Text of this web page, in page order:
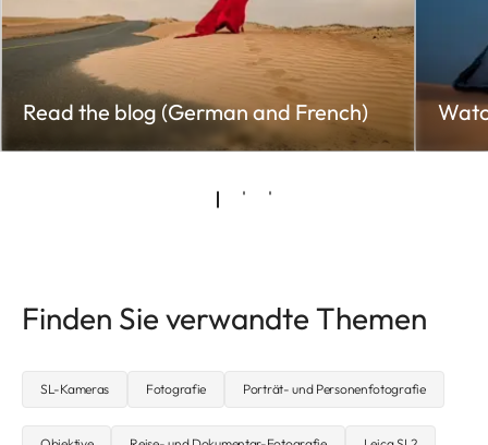
Read the blog (German and French)
Finden Sie verwandte Themen
SL-Kameras Fotografie Porträt- und Personenfotografie